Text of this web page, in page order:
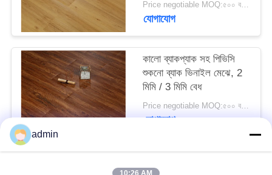
সাইট
ম্যাপ
গোপনীয়তা
নীতি
Price negotiable MOQ:৫০০ বর্গ মিটার
যোগাযোগ
কালো ব্যাকপ্যাক সহ পিভিসি
শুকনো ব্যাক ভিনাইল মেঝে, 2
মিমি / 3 মিমি বেধ
Price negotiable MOQ:৫০০ বর্গ মিটার
যোগাযোগ
admin
10:26 AM